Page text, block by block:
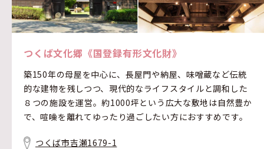
つくば文化郷《国登録有形文化財》
築150年の母屋を中心に、長屋門や納屋、味噌蔵など伝統
的な建物を残しつつ、現代的なライフスタイルと調和した
８つの施設を運営。約1000坪という広大な敷地は自然豊か
で、喧噪を離れてゆったり過ごしたい方におすすめです。
つくば市吉瀬1679-1